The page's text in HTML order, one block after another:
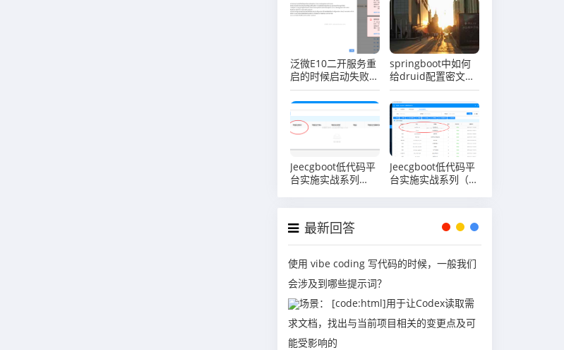
泛微E10二开服务重
启的时候启动失败
了，报错：Error
creating bean with
name
'requestMappingHandlerMapping'
defined in class
springboot中如何
给druid配置密文的
密码？
Jeecgboot低代码平
台实施实战系列
Jeecgboot低代码平
台实施实战系列（十
最新回答
使用 vibe coding 写代码的时候，一般我们
会涉及到哪些提示词？
场景： [code:html]用于让Codex读取需
求文档，找出与当前项目相关的变更点及可
能受影响的